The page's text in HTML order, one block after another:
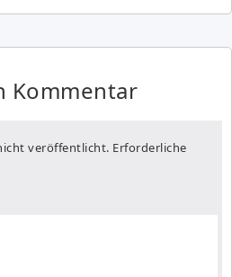
Kommentar
veröffentlicht. Erforderliche